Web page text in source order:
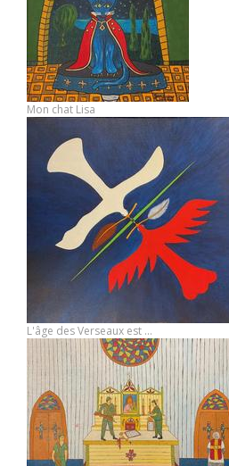
Mon chat Lisa
L'âge des Verseaux est ...